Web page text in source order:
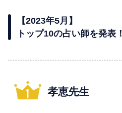
【2023年5月】
トップ10の占い師を発表！
孝恵先生